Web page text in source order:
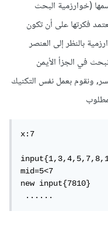
(خوارزمية البحث
فكرتها على أن تكون
بالنظر إلى العنصر
في الجزأ الأيمن
ونقوم بعمل نفس التكنيك
x:7
mid=5<7
new input{7810}
......